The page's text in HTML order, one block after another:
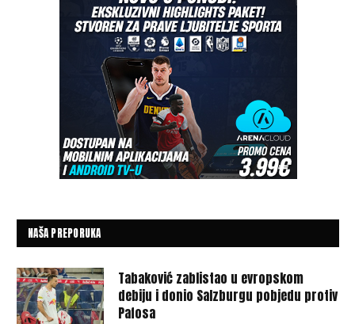
NAŠA PREPORUKA
Tabaković zablistao u evropskom
debiju i donio Salzburgu pobjedu protiv
Pafosa